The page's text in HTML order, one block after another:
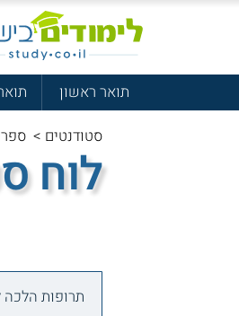
תואר ראשון
סטודנטים >
לוח
תרופות